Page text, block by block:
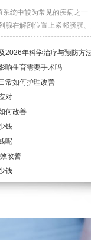
统中较为常见的疾病之一
在解剖位置上紧邻膀胱、
2026年科学治疗与预防方
响生育需要手术吗
常如何护理改善
对
何改善
钱
呢
改善
钱